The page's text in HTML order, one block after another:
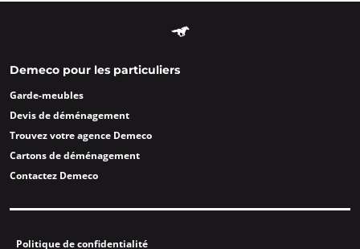
Demeco pour les particuliers
Garde-meubles
Devis de déménagement
Trouvez votre agence Demeco
Cartons de déménagement
Contactez Demeco
Politique de confidentialité